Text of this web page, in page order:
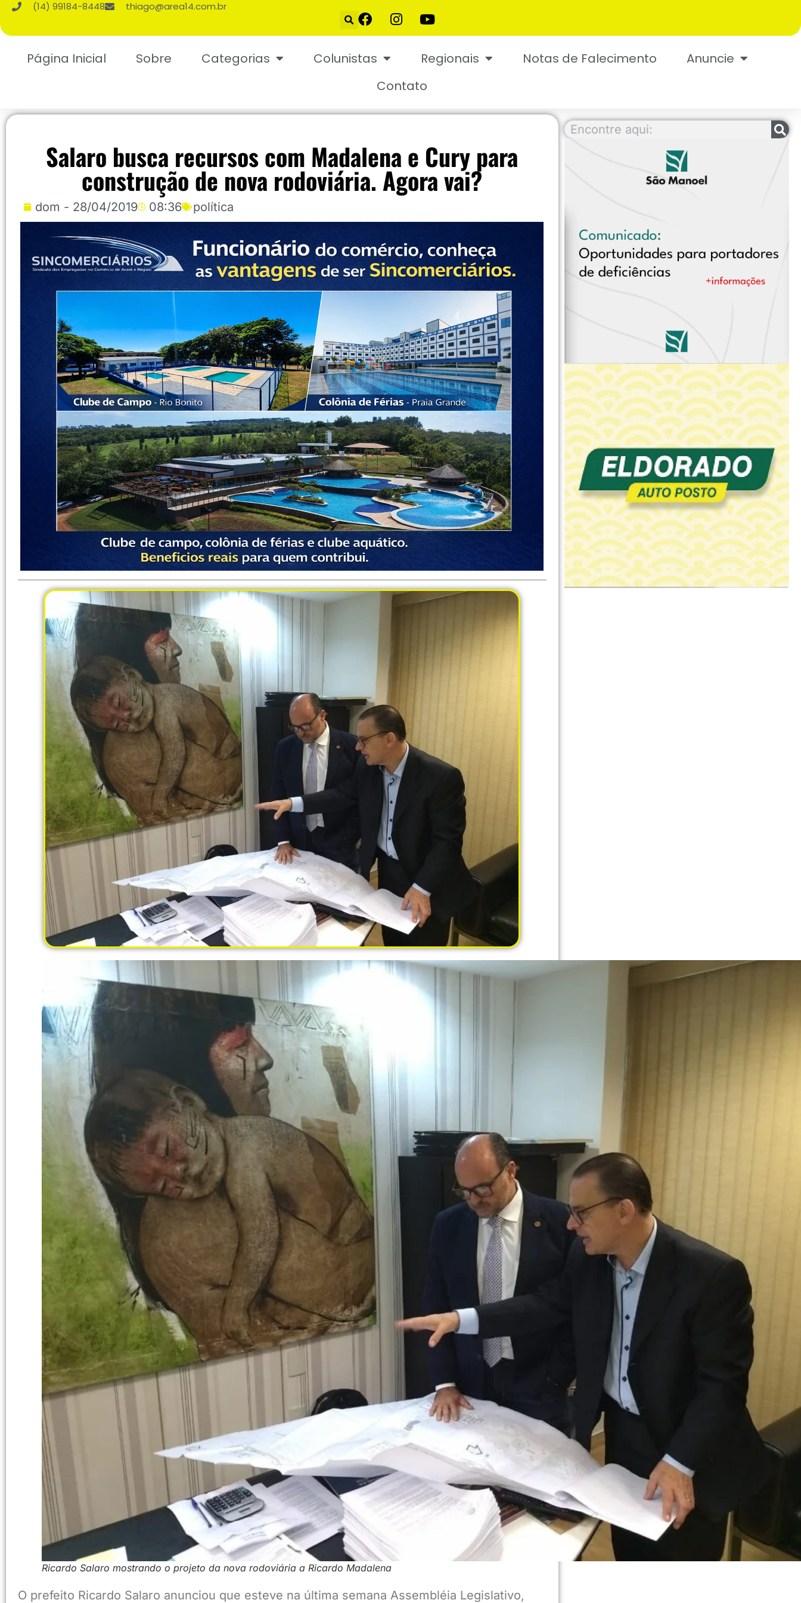
(14) 99184-8448 thiago@area14.com.br
Página Inicial Sobre Categorias Colunistas Regionais Notas de Falecimento
Anuncie
Contato
Salaro busca recursos com Madalena e Cury para
construção de nova rodoviária. Agora vai?
dom - 28/04/2019 08:36 política
Ricardo Salaro mostrando o projeto da nova rodoviária a Ricardo Madalena
O prefeito Ricardo Salaro anunciou que esteve na última semana Assembléia Legislativo,